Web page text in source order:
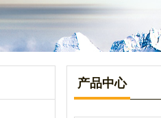
产品中心